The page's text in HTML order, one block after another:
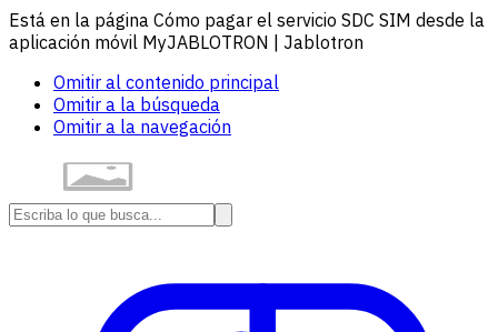
Está en la página Cómo pagar el servicio SDC SIM desde la
aplicación móvil MyJABLOTRON | Jablotron
Omitir al contenido principal
Omitir a la búsqueda
Omitir a la navegación